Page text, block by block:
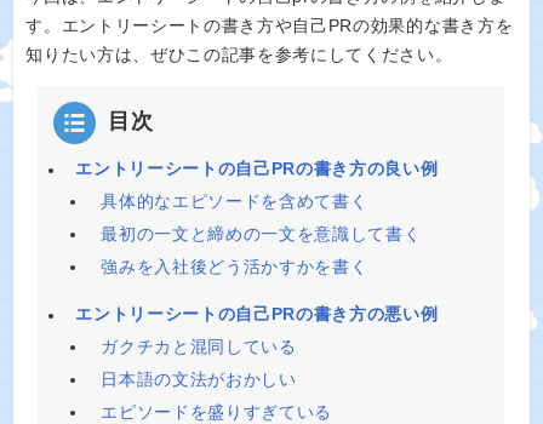
す。エントリーシートの書き方や自己PRの効果的な書き方を
知りたい方は、ぜひこの記事を参考にしてください。
目次
エントリーシートの自己PRの書き方の良い例
具体的なエピソードを含めて書く
最初の一文と締めの一文を意識して書く
強みを入社後どう活かすかを書く
エントリーシートの自己PRの書き方の悪い例
ガクチカと混同している
日本語の文法がおかしい
エピソードを盛りすぎている